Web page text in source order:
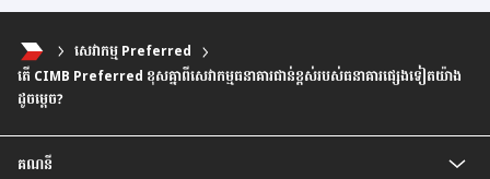
សេវាកម្ម Preferred
តើ CIMB Preferred ខុសគ្នាពីសេវាកម្មធនាគារជាន់ខ្ពស់របស់ធនាគារផ្សេងទៀតយ៉ាង
ដូចម្តេច?
គណនី